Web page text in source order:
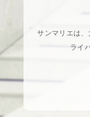
サンマリエは
ライ